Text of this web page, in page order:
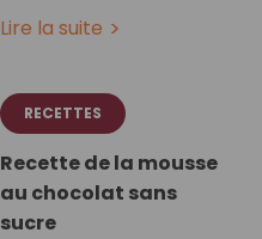
Lire la suite
RECETTES
Recette de la mousse
au chocolat sans
sucre